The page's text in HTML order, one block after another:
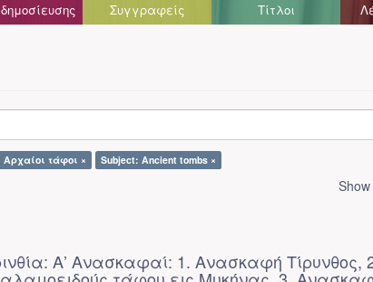
Συγγραφείς Τίτλοι
Αρχαίοι τάφοι × Subject: Ancient tombs ×
Α’ Ανασκαφαί: 1. Ανασκαφή Τίρυνθος,